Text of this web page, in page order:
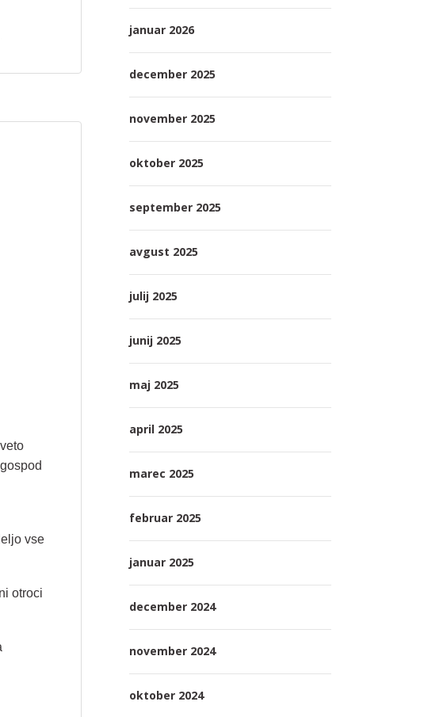
vse
otroci
januar 2026
december 2025
november 2025
oktober 2025
september 2025
avgust 2025
julij 2025
junij 2025
maj 2025
april 2025
marec 2025
februar 2025
januar 2025
december 2024
november 2024
oktober 2024